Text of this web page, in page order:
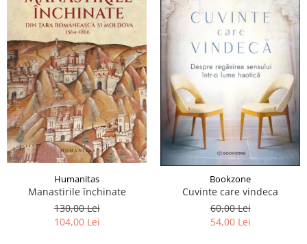
Humanitas
Manastirile închinate
130,00 Lei
104,00 Lei
Bookzone
Cuvinte care vindeca
60,00 Lei
54,00 Lei